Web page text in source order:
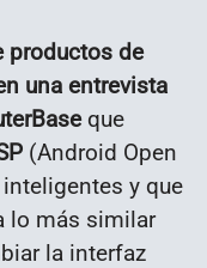
productos de
una entrevista
que
(Android Open
y que
lo más similar
la interfaz